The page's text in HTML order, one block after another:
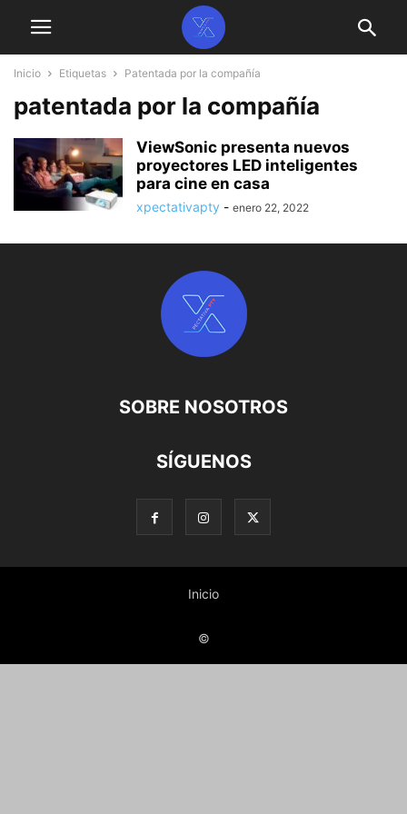
Inicio Etiquetas Patentada por la compañía
patentada por la compañía
ViewSonic presenta nuevos
proyectores LED inteligentes
para cine en casa
xpectativapty - enero 22, 2022
SOBRE NOSOTROS
SÍGUENOS
Inicio
©